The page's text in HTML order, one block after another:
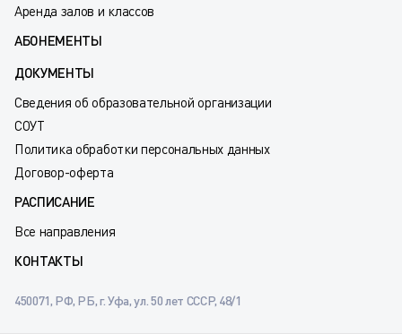
Аренда залов и классов
АБОНЕМЕНТЫ
ДОКУМЕНТЫ
Сведения об образовательной организации
СОУТ
Политика обработки персональных данных
Договор-оферта
РАСПИСАНИЕ
Все направления
КОНТАКТЫ
450071, РФ, РБ, г. Уфа, ул. 50 лет СССР, 48/1